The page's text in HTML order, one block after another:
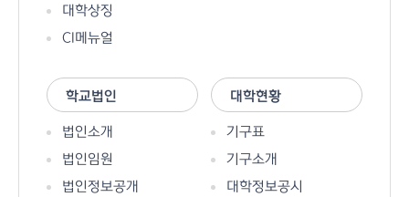
대학상징
CI메뉴얼
학교법인
법인소개
법인임원
법인정보공개
대학현황
기구표
기구소개
대학정보공시